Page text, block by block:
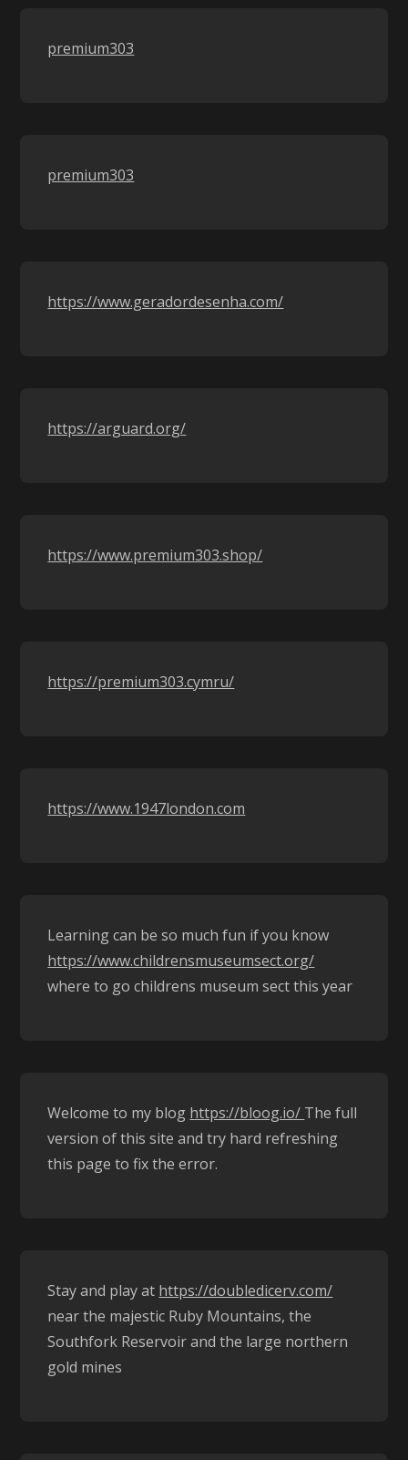
premium303
premium303
https://www.geradordesenha.com/
https://arguard.org/
https://www.premium303.shop/
https://premium303.cymru/
https://www.1947london.com
Learning can be so much fun if you know
https://www.childrensmuseumsect.org/
where to go childrens museum sect this year
Welcome to my blog https://bloog.io/ The full
version of this site and try hard refreshing
this page to fix the error.
Stay and play at https://doubledicerv.com/
near the majestic Ruby Mountains, the
Southfork Reservoir and the large northern
gold mines